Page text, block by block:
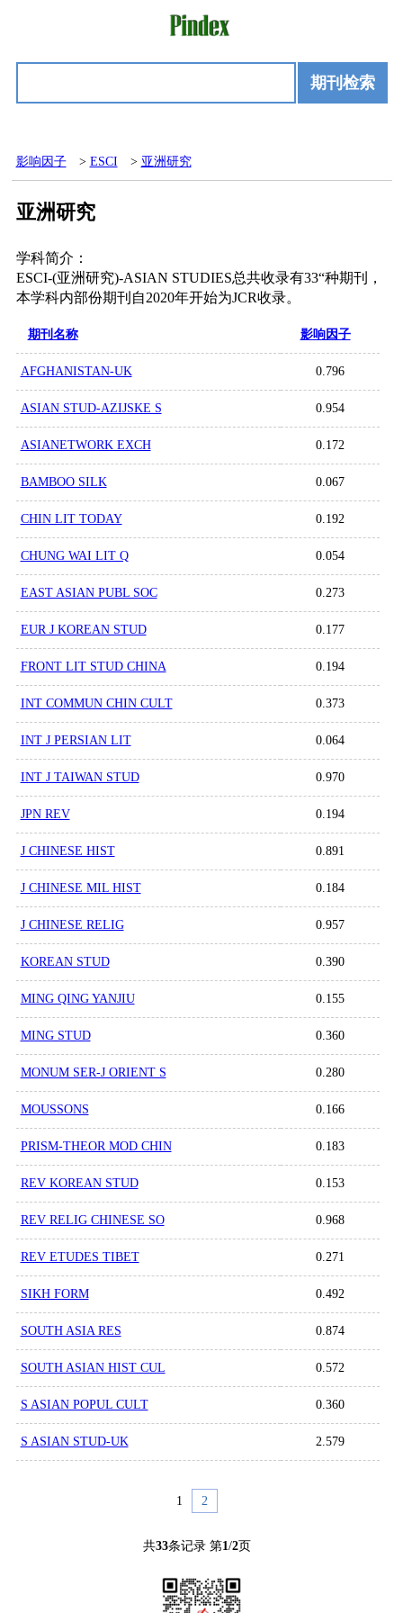
期刊检索
影响因子 > ESCI > 亚洲研究
亚洲研究
学科简介：
ESCI-(亚洲研究)-ASIAN STUDIES总共收录有33“种期刊，
本学科内部份期刊自2020年开始为JCR收录。
期刊名称 影响因子
AFGHANISTAN-UK 0.796
ASIAN STUD-AZIJSKE S 0.954
ASIANETWORK EXCH 0.172
BAMBOO SILK 0.067
CHIN LIT TODAY 0.192
CHUNG WAI LIT Q 0.054
EAST ASIAN PUBL SOC 0.273
EUR J KOREAN STUD 0.177
FRONT LIT STUD CHINA 0.194
INT COMMUN CHIN CULT 0.373
INT J PERSIAN LIT 0.064
INT J TAIWAN STUD 0.970
JPN REV 0.194
J CHINESE HIST 0.891
J CHINESE MIL HIST 0.184
J CHINESE RELIG 0.957
KOREAN STUD 0.390
MING QING YANJIU 0.155
MING STUD 0.360
MONUM SER-J ORIENT S 0.280
MOUSSONS 0.166
PRISM-THEOR MOD CHIN 0.183
REV KOREAN STUD 0.153
REV RELIG CHINESE SO 0.968
REV ETUDES TIBET 0.271
SIKH FORM 0.492
SOUTH ASIA RES 0.874
SOUTH ASIAN HIST CUL 0.572
S ASIAN POPUL CULT 0.360
S ASIAN STUD-UK 2.579
1 2
共33条记录 第1/2页